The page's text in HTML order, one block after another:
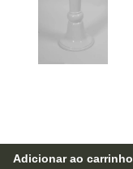
Adicionar ao carrinho